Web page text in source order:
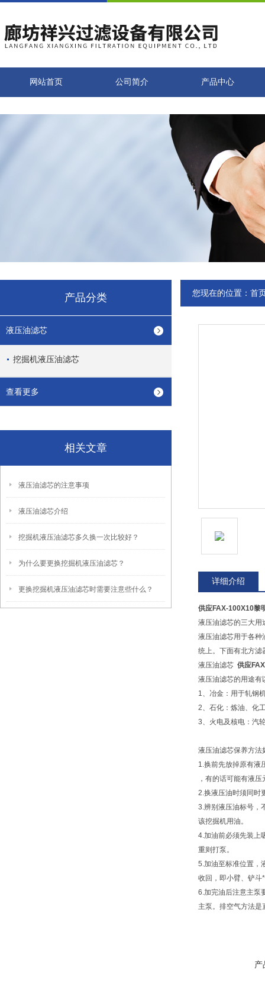
网站首页 公司简介 产品中心
产品分类
液压油滤芯
挖掘机液压油滤芯
查看更多
相关文章
液压油滤芯的注意事项
液压油滤芯介绍
挖掘机液压油滤芯多久换一次比较好？
为什么要更换挖掘机液压油滤芯？
更换挖掘机液压油滤芯时需要注意些什么？
您现在的位置： 首
详细介绍
供应FAX-100X10黎
液压油滤芯的三大用
液压油滤芯用于各种
统上。下面有北方滤
液压油滤芯 供应
液压油滤芯的用途有
1、冶金：用于轧钢
2、石化：炼油、化
3、火电及核电：汽
液压油滤芯保养方法
1.换前先放掉原有液
，有的话可能有液
2.换液压油时须同时
3.辨别液压油标号，
该挖掘机用油。
4.加油前必须先装上
重则打泵。
5.加油至标准位置，
收回，即小臂、铲斗
6.加完油后注意主泵
主泵。排空气方法
产